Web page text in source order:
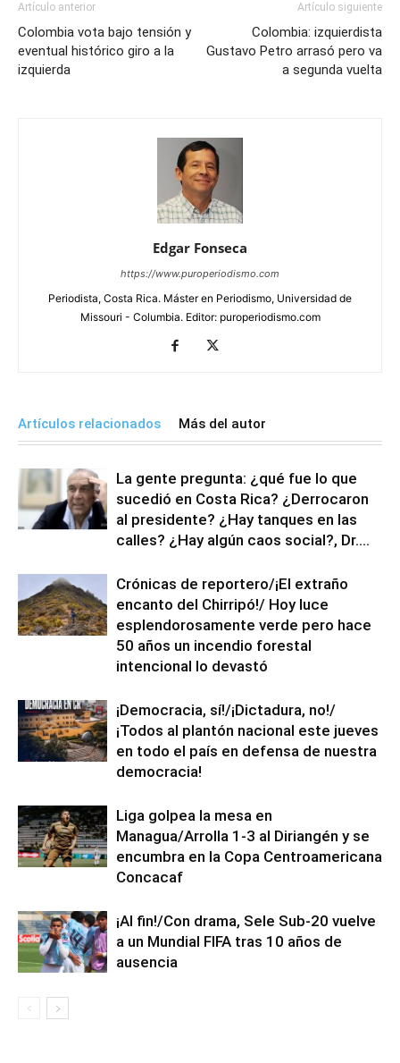
Artículo anterior
Colombia vota bajo tensión y
eventual histórico giro a la
izquierda
Artículo siguiente
Colombia: izquierdista
Gustavo Petro arrasó pero va
a segunda vuelta
Edgar Fonseca
https://www.puroperiodismo.com
Periodista, Costa Rica. Máster en Periodismo, Universidad de
Missouri - Columbia. Editor: puroperiodismo.com
Artículos relacionados Más del autor
La gente pregunta: ¿qué fue lo que
sucedió en Costa Rica? ¿Derrocaron
al presidente? ¿Hay tanques en las
calles? ¿Hay algún caos social?, Dr....
Crónicas de reportero/¡El extraño
encanto del Chirripó!/ Hoy luce
esplendorosamente verde pero hace
50 años un incendio forestal
intencional lo devastó
¡Democracia, sí!/¡Dictadura, no!/
¡Todos al plantón nacional este jueves
en todo el país en defensa de nuestra
democracia!
Liga golpea la mesa en
Managua/Arrolla 1-3 al Diriangén y se
encumbra en la Copa Centroamericana
Concacaf
¡Al fin!/Con drama, Sele Sub-20 vuelve
a un Mundial FIFA tras 10 años de
ausencia